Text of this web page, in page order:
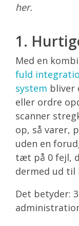
her.
1.
Med en
fuld
system bliver
eller ordre
scanner
op, så varer,
uden en
tæt på 0 fejl,
dermed ud til
Det betyder: